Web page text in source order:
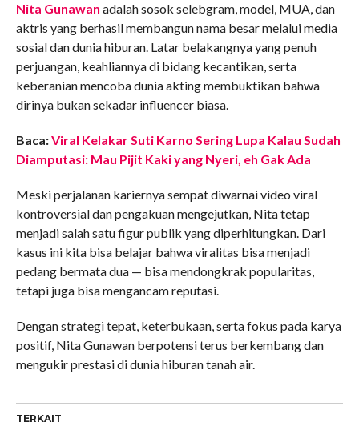
Nita Gunawan adalah sosok selebgram, model, MUA, dan
aktris yang berhasil membangun nama besar melalui media
sosial dan dunia hiburan. Latar belakangnya yang penuh
perjuangan, keahliannya di bidang kecantikan, serta
keberanian mencoba dunia akting membuktikan bahwa
dirinya bukan sekadar influencer biasa.
Baca:Viral Kelakar Suti Karno Sering Lupa Kalau Sudah
Diamputasi: Mau Pijit Kaki yang Nyeri, eh Gak Ada
Meski perjalanan kariernya sempat diwarnai video viral
kontroversial dan pengakuan mengejutkan, Nita tetap
menjadi salah satu figur publik yang diperhitungkan. Dari
kasus ini kita bisa belajar bahwa viralitas bisa menjadi
pedang bermata dua — bisa mendongkrak popularitas,
tetapi juga bisa mengancam reputasi.
Dengan strategi tepat, keterbukaan, serta fokus pada karya
positif, Nita Gunawan berpotensi terus berkembang dan
mengukir prestasi di dunia hiburan tanah air.
TERKAIT